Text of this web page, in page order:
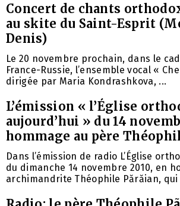
Concert de chants
au skite du Saint-Esprit
Denis)
Le 20 novembre prochain, dans le
France-Russie, l’ensemble vocal «
dirigée par Maria Kondrashkova, ...
L’émission « l’Église
aujourd’hui » du 14
hommage au père
Dans l’émission de radio L’Église
du dimanche 14 novembre 2010, en
archimandrite Théophile Părăian, qui